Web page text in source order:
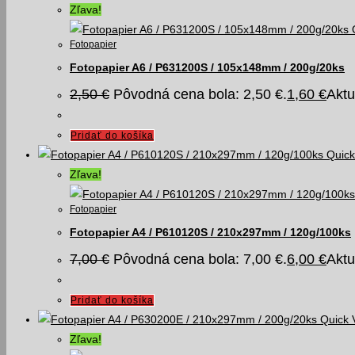
Zľava!
Fotopapier
Fotopapier A6 / P631200S / 105x148mm / 200g/20ks
2,50€ Pôvodná cena bola: 2,50 €.1,60 €
Pridať do košíka
Zľava!
Fotopapier
Fotopapier A4 / P610120S / 210x297mm / 120g/100ks
7,00€ Pôvodná cena bola: 7,00 €.6,00 €
Pridať do košíka
Quick
Zľava!